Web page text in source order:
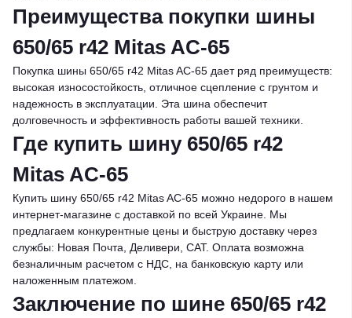
Преимущества покупки шины
650/65 r42 Mitas AC-65
Покупка шины 650/65 r42 Mitas AC-65 дает ряд преимуществ:
высокая износостойкость, отличное сцепление с грунтом и
надежность в эксплуатации. Эта шина обеспечит
долговечность и эффективность работы вашей техники.
Где купить шину 650/65 r42
Mitas AC-65
Купить шину 650/65 r42 Mitas AC-65 можно недорого в нашем
интернет-магазине с доставкой по всей Украине. Мы
предлагаем конкурентные цены и быструю доставку через
службы: Новая Почта, Деливери, САТ. Оплата возможна
безналичным расчетом с НДС, на банковскую карту или
наложенным платежом.
Заключение по шине 650/65 r42